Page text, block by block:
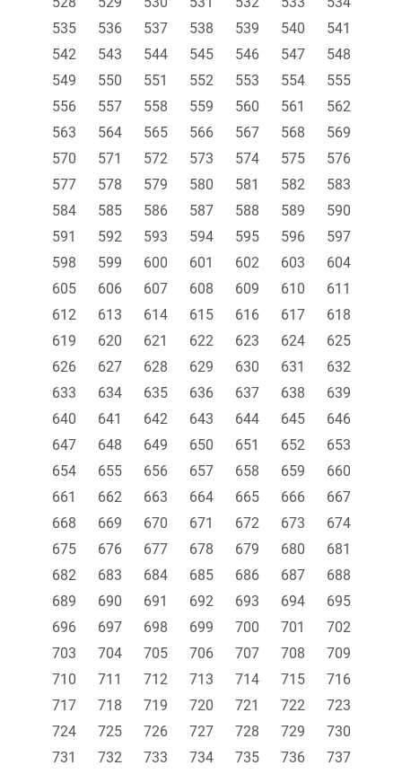
535
536 537 538 539 540
541
542
543 544 545 546 547
548
549
550 551 552 553 554
555
556
557 558 559 560 561
562
563
564 565 566 567 568
569
570
571 572 573 574 575
576
577
578 579 580 581 582
583
584
585 586 587 588 589
590
591
592 593 594 595 596
597
598
599 600 601 602 603
604
605
606 607 608 609 610
611
612
613 614 615 616 617
618
619
620 621 622 623 624
625
626
627 628 629 630 631
632
633
634 635 636 637 638
639
640
641 642 643 644 645
646
647
648 649 650 651 652
653
654
655 656 657 658 659
660
661
662 663 664 665 666
667
668
669 670 671 672 673
674
675
676 677 678 679 680
681
682
683 684 685 686 687
688
689
690 691 692 693 694
695
696
697 698 699 700 701
702
703
704 705 706 707 708
709
710
711 712 713 714 715
716
717
718 719 720 721 722
723
724
725 726 727 728 729
730
731
732 733 734 735 736
737